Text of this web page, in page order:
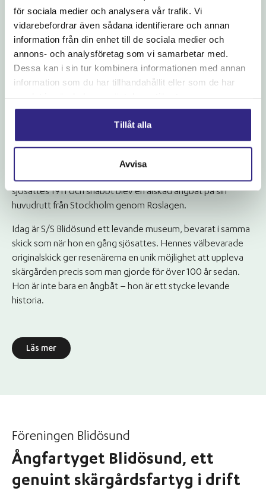
för sociala medier och analysera vår trafik. Vi
vidarebefordrar även sådana identifierare och annan
information från din enhet till de sociala medier och
annons- och analysföretag som vi samarbetar med.
Dessa kan i sin tur kombinera informationen med annan
information som du har tillhandahållit eller som de har
Tillåt alla
Avvisa
Historia
Bakgrund om fartyget
S/S Blidösund beställdes 1910 av en grupp engagerade
då detta inte trafikerade de rutter och bryggor som man
önskade. För att lösa problemet samlade de medel för att
finansiera ett eget fartyg. Resultatet blev S/S Blidösund som
sjösattes 1911 och snabbt blev en älskad ångbåt på sin
huvudrutt från Stockholm genom Roslagen.
Idag är S/S Blidösund ett levande museum, bevarat i samma
skick som när hon en gång sjösattes. Hennes välbevarade
originalskick ger resenärerna en unik möjlighet att uppleva
skärgården precis som man gjorde för över 100 år sedan.
Hon är inte bara en ångbåt – hon är ett stycke levande
historia.
Läs mer
Föreningen Blidösund
Ångfartyget Blidösund, ett
genuint skärgårdsfartyg i drift